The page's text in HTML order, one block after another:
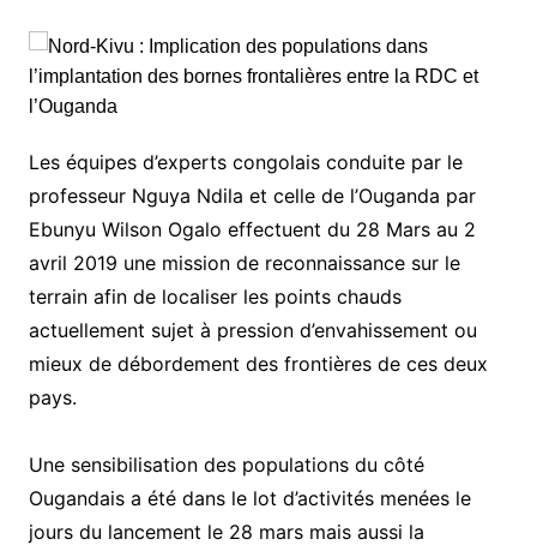
Les équipes d’experts congolais conduite par le
professeur Nguya Ndila et celle de l’Ouganda par
Ebunyu Wilson Ogalo effectuent du 28 Mars au 2
avril 2019 une mission de reconnaissance sur le
terrain afin de localiser les points chauds
actuellement sujet à pression d’envahissement ou
mieux de débordement des frontières de ces deux
pays.
Une sensibilisation des populations du côté
Ougandais a été dans le lot d’activités menées le
jours du lancement le 28 mars mais aussi la